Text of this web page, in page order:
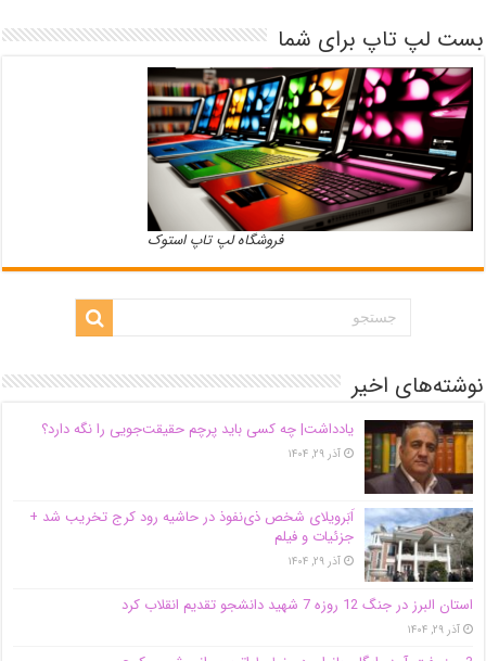
بست لپ تاپ برای شما
فروشگاه لپ تاپ استوک
نوشته‌های اخیر
یادداشت| ‌چه کسی باید پرچم حقیقت‌جویی را نگه دارد؟
آذر ۲۹, ۱۴۰۴
اَبَر‌ویلای شخص ذی‌نفوذ در حاشیه‌ رود کرج تخریب شد +
جزئیات و فیلم
آذر ۲۹, ۱۴۰۴
استان البرز در جنگ 12 روزه 7 شهید دانشجو تقدیم انقلاب کرد
آذر ۲۹, ۱۴۰۴